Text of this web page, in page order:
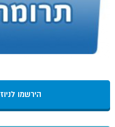
הירשמו